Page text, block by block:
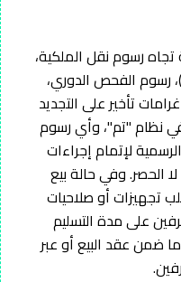
رسوم نقل الملكية،
رسوم الفحص الدوري،
تأخير على التجديد
نظام "تم"، وأي رسوم
لإتمام إجراءات
الحصر. وفي حالة بيع
تجهيزات أو صلاحيات
على مدة التسليم
ضمن عقد البيع أو عبر